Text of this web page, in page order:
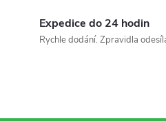
Expedice do 24 hodin
Rychle dodání. Zpravidla